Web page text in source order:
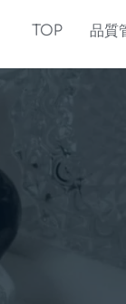
TOP 品質